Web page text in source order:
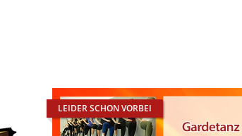
LEIDER SCHON VORBEI